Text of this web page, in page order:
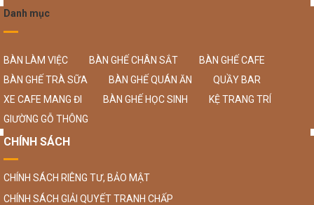
Danh mục
BÀN LÀM VIỆC BÀN GHẾ CHÂN SẮT
BÀN GHẾ CAFE
BÀN GHẾ TRÀ SỮA
BÀN GHẾ QUÁN ĂN
QUẦY BAR
XE CAFE MANG ĐI
BÀN GHẾ HỌC SINH
KỆ TRANG TRÍ
GIƯỜNG GỖ THÔNG
CHÍNH SÁCH
CHÍNH SÁCH RIÊNG TƯ, BẢO MẬT
CHÍNH SÁCH GIẢI QUYẾT TRANH CHẤP